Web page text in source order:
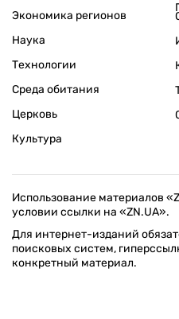
Экономика регионов
Наука
Технологии
Среда обитания
Церковь
Культура
Использование материалов
условии ссылки на «ZN.UA».
Для интернет-изданий
поисковых систем,
конкретный материал.
Любое копирование,
фотографических и видео